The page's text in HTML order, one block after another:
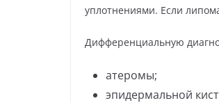
уплотнениями. Если
Дифференциальную
атеромы;
эпидермальной